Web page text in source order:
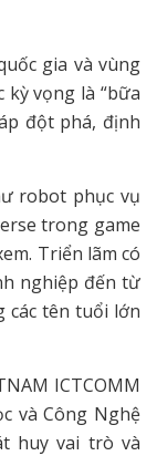
gia và vùng
kỳ vọng là “bữa
đột phá, định
robot phục vụ
trong game
Triển lãm có
nghiệp đến từ
các tên tuổi lớn
ICTCOMM
và Công Nghệ
huy vai trò và